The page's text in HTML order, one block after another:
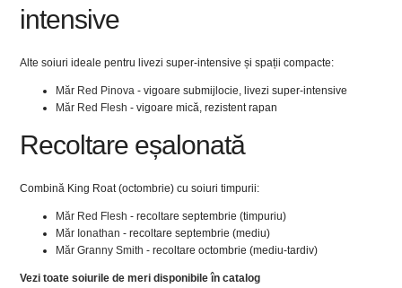
intensive
Alte soiuri ideale pentru livezi super-intensive și spații compacte:
Măr Red Pinova - vigoare submijlocie, livezi super-intensive
Măr Red Flesh - vigoare mică, rezistent rapan
Recoltare eșalonată
Combină King Roat (octombrie) cu soiuri timpurii:
Măr Red Flesh - recoltare septembrie (timpuriu)
Măr Ionathan - recoltare septembrie (mediu)
Măr Granny Smith - recoltare octombrie (mediu-tardiv)
Vezi toate soiurile de meri disponibile în catalog